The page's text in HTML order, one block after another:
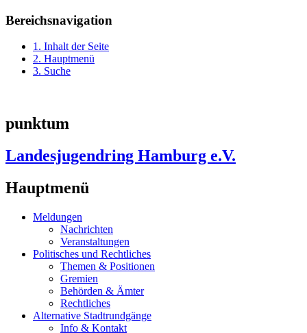
Bereichsnavigation
1. Inhalt der Seite
2. Hauptmenü
3. Suche
punktum
Landesjugendring Hamburg e.V.
Hauptmenü
Meldungen
Nachrichten
Veranstaltungen
Politisches und Rechtliches
Themen & Positionen
Gremien
Behörden & Ämter
Rechtliches
Alternative Stadtrundgänge
Info & Kontakt